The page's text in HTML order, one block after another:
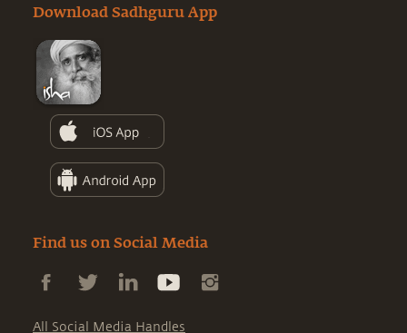
Download Sadhguru App
Find us on Social Media
All Social Media Handles